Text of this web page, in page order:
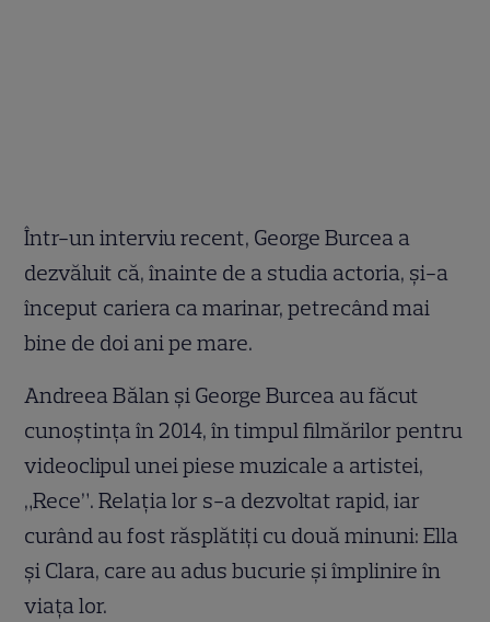
Într-un interviu recent, George Burcea a
dezvăluit că, înainte de a studia actoria, și-a
început cariera ca marinar, petrecând mai
bine de doi ani pe mare.
Andreea Bălan și George Burcea au făcut
cunoștința în 2014, în timpul filmărilor pentru
videoclipul unei piese muzicale a artistei,
„Rece”. Relația lor s-a dezvoltat rapid, iar
curând au fost răsplătiți cu două minuni: Ella
și Clara, care au adus bucurie și împlinire în
viața lor.